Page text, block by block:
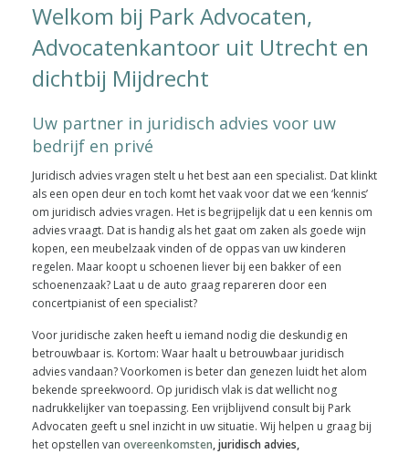
Welkom bij Park Advocaten,
Advocatenkantoor uit Utrecht en
dichtbij Mijdrecht
Uw partner in juridisch advies voor uw
bedrijf en privé
Juridisch advies vragen stelt u het best aan een specialist. Dat klinkt
als een open deur en toch komt het vaak voor dat we een ‘kennis’
om juridisch advies vragen. Het is begrijpelijk dat u een kennis om
advies vraagt. Dat is handig als het gaat om zaken als goede wijn
kopen, een meubelzaak vinden of de oppas van uw kinderen
regelen. Maar koopt u schoenen liever bij een bakker of een
schoenenzaak? Laat u de auto graag repareren door een
concertpianist of een specialist?
Voor juridische zaken heeft u iemand nodig die deskundig en
betrouwbaar is. Kortom: Waar haalt u betrouwbaar juridisch
advies vandaan? Voorkomen is beter dan genezen luidt het alom
bekende spreekwoord. Op juridisch vlak is dat wellicht nog
nadrukkelijker van toepassing. Een vrijblijvend consult bij Park
Advocaten geeft u snel inzicht in uw situatie. Wij helpen u graag bij
het opstellen van overeenkomsten, juridisch advies,